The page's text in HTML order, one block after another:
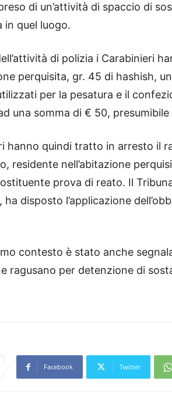
di un’attività di spaccio di
in quel luogo.
di polizia i Carabinieri
perquisita, gr. 45 di hashish,
per la pesatura e il
una somma di € 50,
hanno quindi tratto in arresto il
residente nell’abitazione
prova di reato. Il
ha disposto l’applicazione
contesto è stato anche
ragusano per detenzione di
Facebook Twitter